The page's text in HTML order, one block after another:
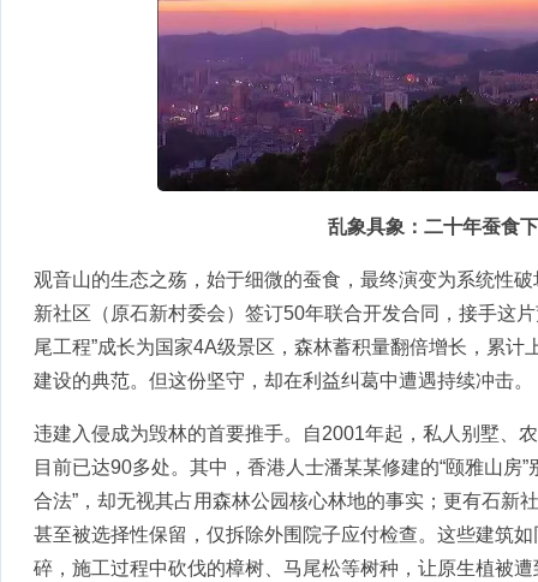
乱象具象：二十年蚕食
观音山的生态之殇，始于细微的蚕食，最终演变为系统性
新社区（原石新村委会）签订50年联合开发合同，接手这
尾工程”成长为国家4A级景区，森林蓄积量翻倍增长，累
建设的典范。但这份坚守，却在利益纠葛中遭遇持续冲击。
违建入侵成为毁林的首要推手。自2001年起，私人别墅、
目前已达90多处。其中，香港人士潘某某修建的“颐雅山房
合法”，却无视其占用森林公园核心林地的事实；更有石新
甚至被选择性保留，仅拆除外围院子应付检查。这些建筑
碎，施工过程中砍伐的樟树、马尾松等树种，让原生植被